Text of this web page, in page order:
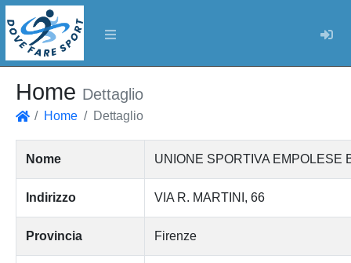
Home Dettaglio
Home Dettaglio
Nome UNIONE SPORTIVA EMPOLESE
Indirizzo VIA R. MARTINI, 66
Provincia Firenze